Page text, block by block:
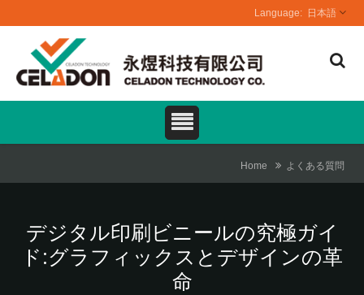
日本語
Home よくある質問
デジタル印刷ビニールの究極ガイ
ド:グラフィックスとデザインの革
命